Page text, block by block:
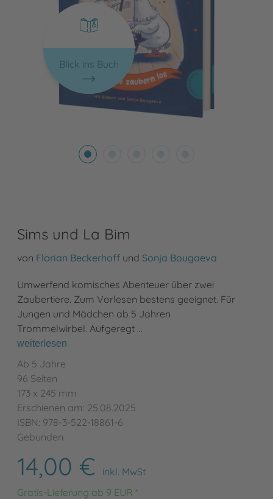
Blick ins Buch
Sims und La Bim
von Florian Beckerhoff und Sonja Bougaeva
Umwerfend komisches Abenteuer über zwei
Zaubertiere. Zum Vorlesen bestens geeignet. Für
Jungen und Mädchen ab 5 Jahren
Trommelwirbel. Aufgeregt …
weiterlesen
Ab 5 Jahre
96 Seiten
173 x 245 mm
Erschienen am: 25.08.2025
ISBN: 978-3-522-18861-6
Gebunden
14,00 €
inkl. MwSt
Gratis-Lieferung ab 9 EUR *